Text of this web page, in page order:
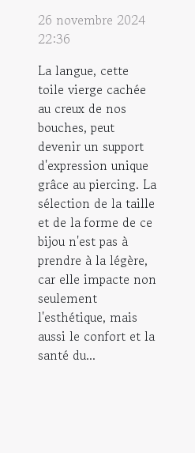
26 novembre 2024
22:36
La langue, cette
toile vierge cachée
au creux de nos
bouches, peut
devenir un support
d'expression unique
grâce au piercing. La
sélection de la taille
et de la forme de ce
bijou n'est pas à
prendre à la légère,
car elle impacte non
seulement
l'esthétique, mais
aussi le confort et la
santé du...